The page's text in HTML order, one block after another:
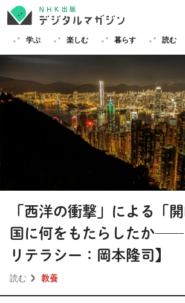
学ぶ 楽しむ 暮らす 読む
学ぶ 英語 フランス語
ドイツ語 イタリ
スペイン語 ロシ
その他
楽しむ 趣味 俳句
「西洋の衝撃」による「
国に何をもたらしたか──
リテラシー：岡本隆司】
読む 教養